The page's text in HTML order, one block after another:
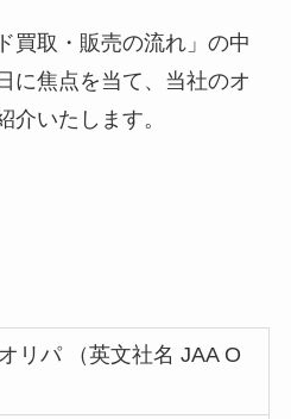
買取・販売の流れ」の中
に焦点を当て、当社のオ
介いたします。
リパ （英文社名 JAA O